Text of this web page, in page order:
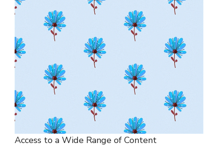
Access to a Wide Range of Content